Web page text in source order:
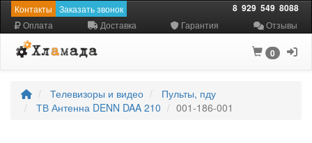
Контакты Заказать звонок 8 929 549 8088
Оплата Доставка Гарантия Отзывы
0
Телевизоры и видео
Пульты, пду
ТВ Антенна DENN DAA 210
001-186-001